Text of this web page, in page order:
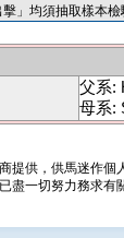
」均須抽取樣本檢
父系:
母系:
提供，供馬迷作
盡一切努力務求